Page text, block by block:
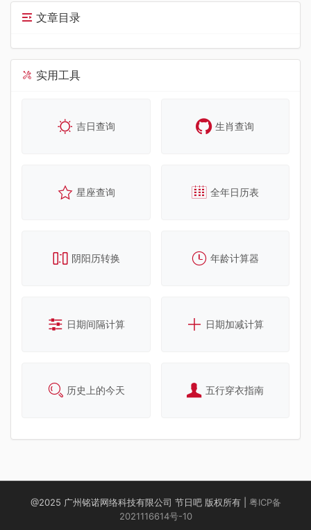
文章目录
实用工具
吉日查询 生肖查询
星座查询 全年日历表
阴阳历转换 年龄计算器
日期间隔计算 日期加减计算
历史上的今天 五行穿衣指南
@2025 广州铭诺网络科技有限公司 节日吧 版权所有 | 粤ICP备
2021116614号-10